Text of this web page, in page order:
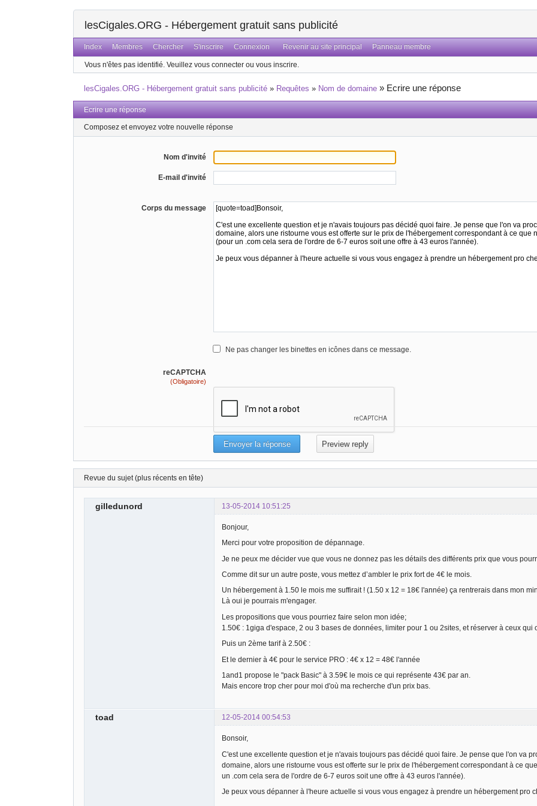
lesCigales.ORG - Hébergement gratuit sans publicité
Index Membres Chercher S'inscrire Connexion Revenir au site principal Panneau membre
Vous n'êtes pas identifié. Veuillez vous connecter ou vous inscrire.
lesCigales.ORG - Hébergement gratuit sans publicité » Requêtes » Nom de domaine » Ecrire une réponse
Ecrire une réponse
Composez et envoyez votre nouvelle réponse
Nom d'invité
E-mail d'invité
Corps du message
Ne pas changer les binettes en icônes dans ce message.
reCAPTCHA
(Obligatoire)
Revue du sujet (plus récents en tête)
gilledunord 13-05-2014 10:51:25
Bonjour,
Merci pour votre proposition de dépannage.
Je ne peux me décider vue que vous ne donnez pas les détails des différents prix que vous
Comme dit sur un autre poste, vous mettez d’ambler le prix fort de 4€ le mois.
Un hébergement à 1.50 le mois me suffirait ! (1.50 x 12 = 18€ l'année) ça rentrerais dans mon
Là oui je pourrais m'engager.
Les propositions que vous pourriez faire selon mon idée;
1.50€ : 1giga d'espace, 2 ou 3 bases de données, limiter pour 1 ou 2sites, et réserver à ceux qui
Puis un 2ème tarif à 2.50€ :
Et le dernier à 4€ pour le service PRO : 4€ x 12 = 48€ l'année
1and1 propose le "pack Basic" à 3.59€ le mois ce qui représente 43€ par an.
Mais encore trop cher pour moi d'où ma recherche d'un prix bas.
toad 12-05-2014 00:54:53
Bonsoir,
C'est une excellente question et je n'avais toujours pas décidé quoi faire. Je pense que l'on va
domaine, alors une ristourne vous est offerte sur le prix de l'hébergement correspondant à ce
un .com cela sera de l'ordre de 6-7 euros soit une offre à 43 euros l'année).
Je peux vous dépanner à l'heure actuelle si vous vous engagez à prendre un hébergement pro